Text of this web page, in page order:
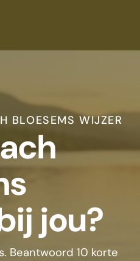
BLOESEMS WIJZER
jou?
Beantwoord 10 korte